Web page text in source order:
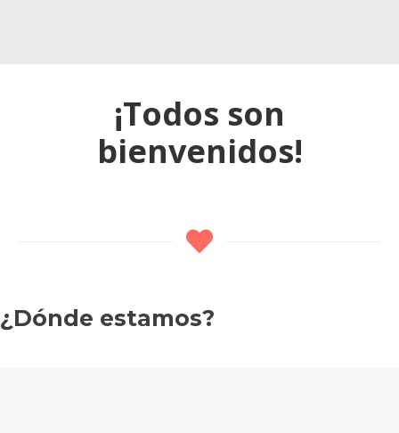
¡Todos son
bienvenidos!
¿Dónde estamos?